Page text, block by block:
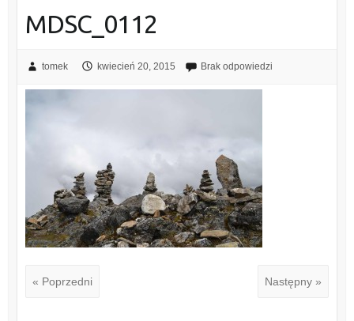
MDSC_0112
tomek kwiecień 20, 2015 Brak odpowiedzi
« Poprzedni Następny »